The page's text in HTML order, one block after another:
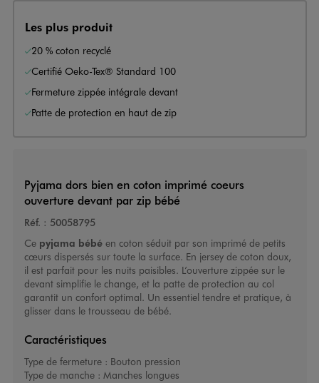
Les plus produit
20 % coton recyclé
Certifié Oeko-Tex® Standard 100
Fermeture zippée intégrale devant
Patte de protection en haut de zip
Pyjama dors bien en coton imprimé coeurs
ouverture devant par zip bébé
Réf. : 50058795
Ce pyjama bébéen coton séduit par son imprimé de petits
cœurs dispersés sur toute la surface. En jersey de coton doux,
il est parfait pour les nuits paisibles. L’ouverture zippée sur le
devant simplifie le change, et la patte de protection au col
garantit un confort optimal. Un essentiel tendre et pratique, à
glisser dans le trousseau de bébé.
Caractéristiques
Type de fermeture : Bouton pression
Type de manche : Manches longues